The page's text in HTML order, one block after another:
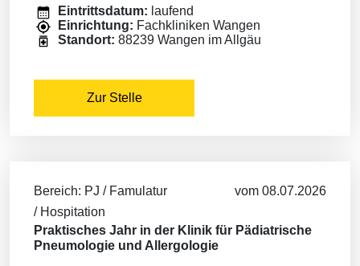
Eintrittsdatum: laufend
Einrichtung: Fachkliniken Wangen
Standort: 88239 Wangen im Allgäu
Zur Stelle
Bereich: PJ / Famulatur
/ Hospitation
vom 08.07.2026
Praktisches Jahr in der Klinik für Pädiatrische
Pneumologie und Allergologie